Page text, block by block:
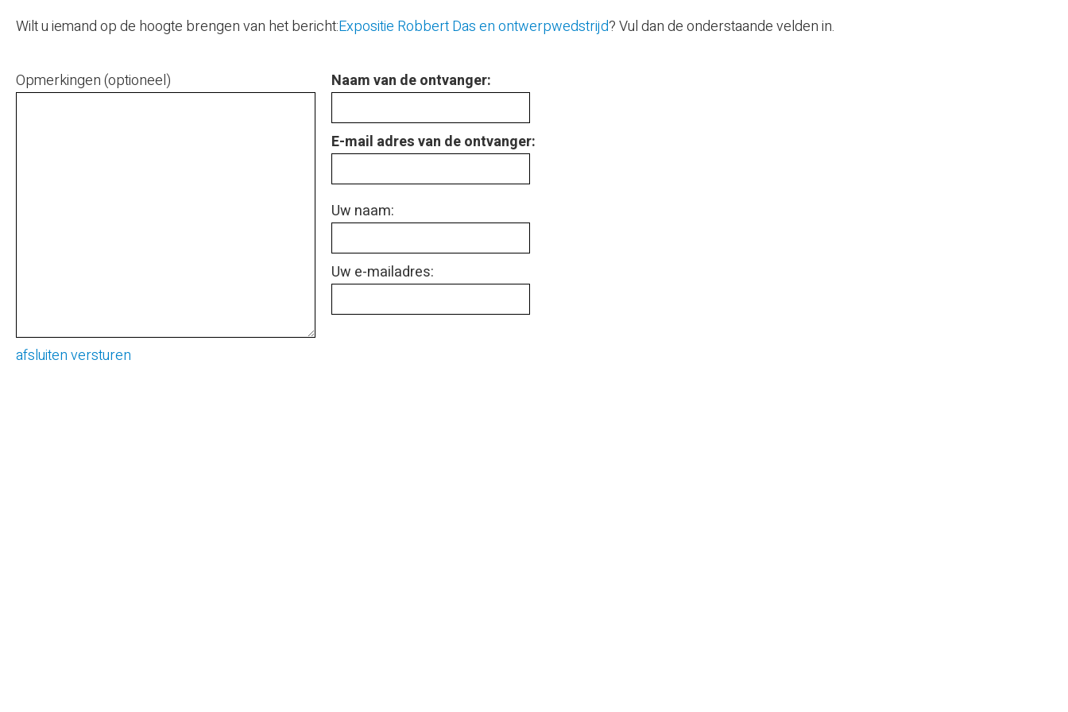
Wilt u iemand op de hoogte brengen van het bericht:Expositie Robbert Das en ontwerpwedstrijd? Vul dan de onderstaande velden in.
Opmerkingen (optioneel) Naam van de ontvanger:
E-mail adres van de ontvanger:
Uw naam:
Uw e-mailadres:
afsluitenversturen